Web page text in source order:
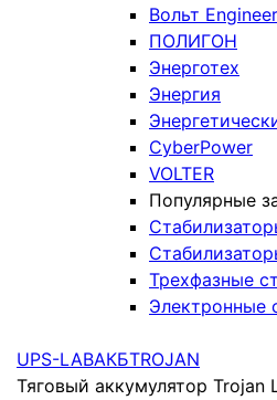
Вольт
ПОЛИГОН
Энерготех
Энергия
CyberPower
VOLTER
Популярные
Трехфазные
Электронные
UPS-LABАКБTROJAN
Тяговый аккумулятор Trojan